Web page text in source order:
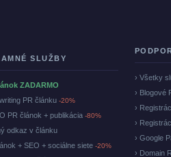
SLUŽBY
ZADARMO
PR článku -20%
PR článok + publikácia -80%
odkaz v článku
+ SEO + sociálne siete -20%
› Všetky
› Blogové
›
›
› Google
› Domain